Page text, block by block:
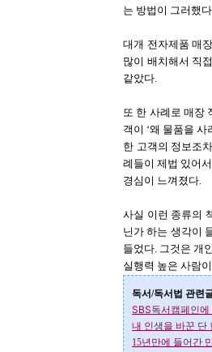
는 방법이 그러했
대개 전자제품 매
많이 배치해서 직
같았다.
또 한 사례로 매장
객이 ‘왜 물품을
한 고객의 정보조
례들이 제법 있어
경심이 느껴졌다.
사실 이런 종류의
닌가 하는 생각이
들었다. 그것은 개
실행력 높은 사람
독서/독서법 관련
SBS독서캠페인
내 인생을 바꾼 단
15년만에 들어간